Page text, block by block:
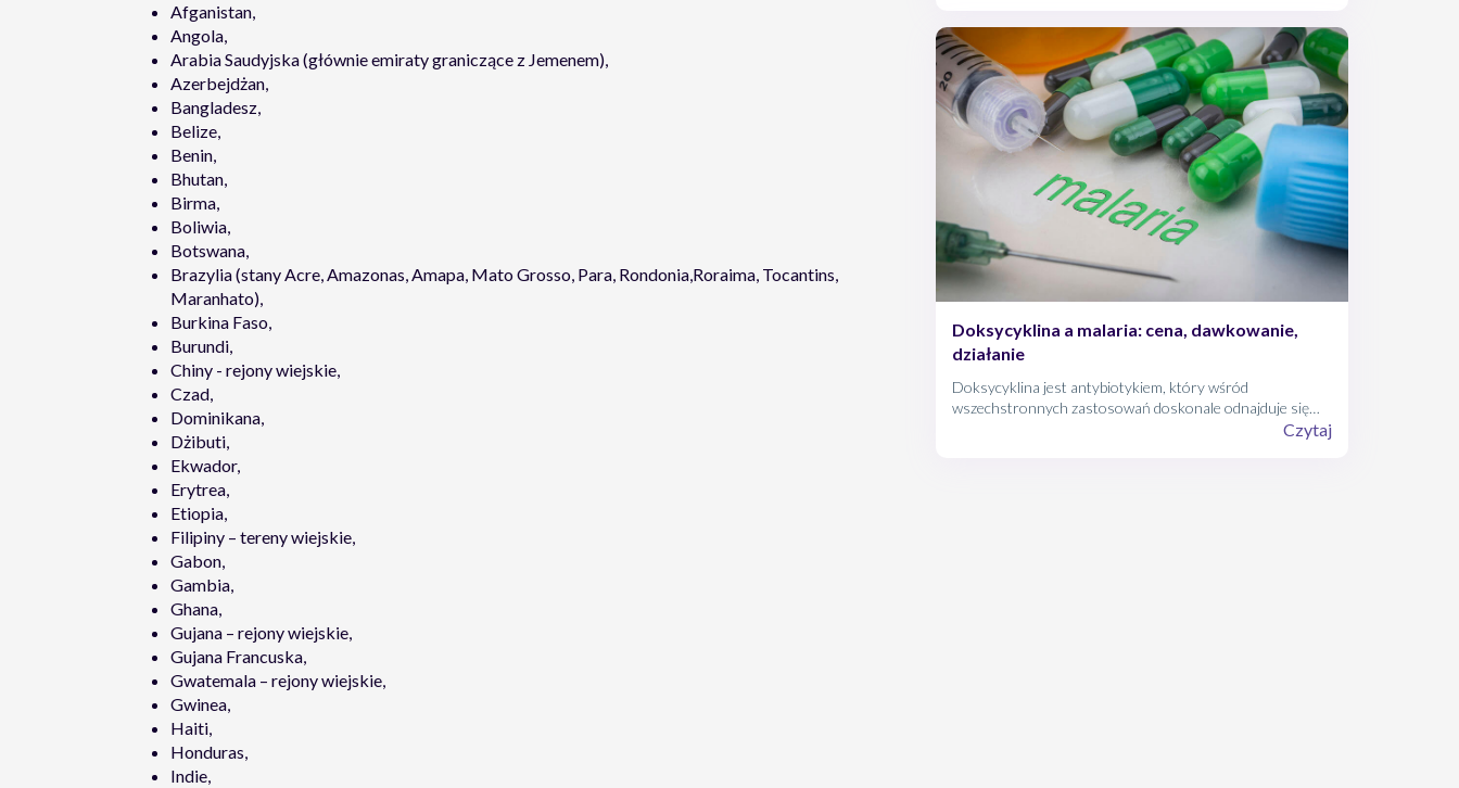
Afganistan,
Angola,
Arabia Saudyjska (głównie emiraty graniczące z Jemenem),
Azerbejdżan,
Bangladesz,
Belize,
Benin,
Bhutan,
Birma,
Boliwia,
Botswana,
Brazylia (stany Acre, Amazonas, Amapa, Mato Grosso, Para, Rondonia,Roraima, Tocantins,
Maranhato),
Burkina Faso,
Burundi,
Chiny - rejony wiejskie,
Czad,
Dominikana,
Dżibuti,
Ekwador,
Erytrea,
Etiopia,
Filipiny – tereny wiejskie,
Gabon,
Gambia,
Ghana,
Gujana – rejony wiejskie,
Gujana Francuska,
Gwatemala – rejony wiejskie,
Gwinea,
Haiti,
Honduras,
Indie,
Doksycyklina a malaria: cena, dawkowanie,
działanie
Doksycyklina jest antybiotykiem, który wśród
wszechstronnych zastosowań doskonale odnajduje się
także jako lek przeciwmalaryczny. Doksycyklinę możnaCzytaj